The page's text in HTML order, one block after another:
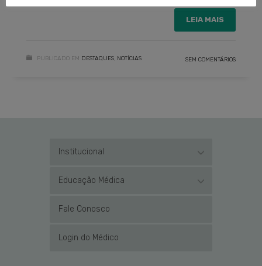
LEIA MAIS
PUBLICADO EM DESTAQUES NOTÍCIAS SEM COMENTÁRIOS
Institucional
Educação Médica
Fale Conosco
Login do Médico